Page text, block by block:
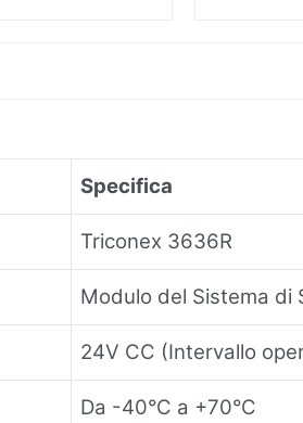
Specifica
Triconex 3636R
Modulo del Sistema di
24V CC (Intervallo
Da -40°C a +70°C